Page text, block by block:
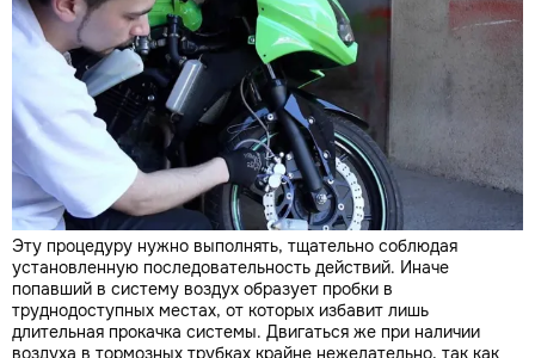
Эту процедуру нужно выполнять, тщательно соблюдая
установленную последовательность действий. Иначе
попавший в систему воздух образует пробки в
труднодоступных местах, от которых избавит лишь
длительная прокачка системы. Двигаться же при наличии
воздуха в тормозных трубках крайне нежелательно, так как